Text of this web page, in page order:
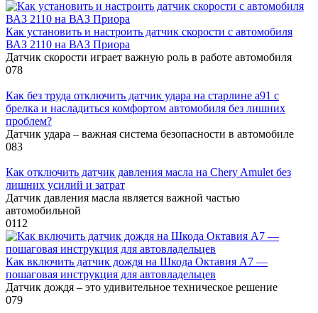
Как установить и настроить датчик скорости с автомобиля
ВАЗ 2110 на ВАЗ Приора
Датчик скорости играет важную роль в работе автомобиля
078
Как без труда отключить датчик удара на старлине а91 с
брелка и насладиться комфортом автомобиля без лишних
проблем?
Датчик удара – важная система безопасности в автомобиле
083
Как отключить датчик давления масла на Chery Amulet без
лишних усилий и затрат
Датчик давления масла является важной частью
автомобильной
0112
Как включить датчик дождя на Шкода Октавия А7 —
пошаговая инструкция для автовладельцев
Датчик дождя – это удивительное техническое решение
079